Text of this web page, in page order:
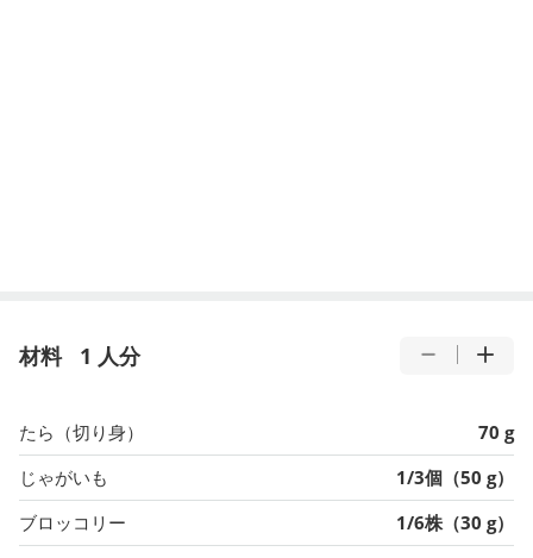
材料 1 人分
たら（切り身）
70 g
じゃがいも
1/3個（50 g）
ブロッコリー
1/6株（30 g）